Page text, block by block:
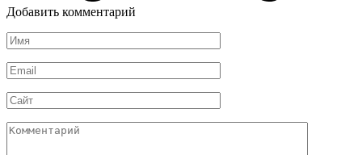
Добавить комментарий
Имя
*
Email
*
Сайт
Комментарий